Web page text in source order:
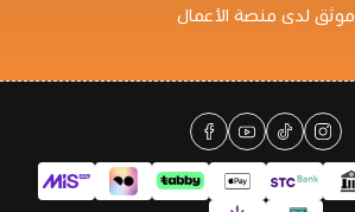
موثق لدى منصة الأعمال